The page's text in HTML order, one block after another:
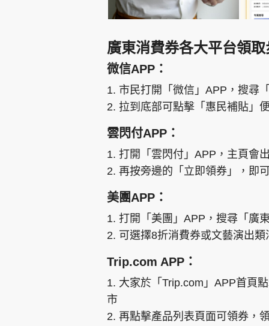
廣東消費券各大平台領
微信APP：
1. 市民打開「微信」APP，搜尋
2. 拉到底部可點擊「惠民補貼」
雲閃付APP：
1. 打開「雲閃付」APP，主頁會
2. 再按旁邊的「立即領券」，即
美團APP：
1. 打開「美團」APP，搜尋「廣
2. 可選擇8折消費券或文藝演出
Trip.com APP：
1. 大家於「Trip.com」APP首頁
市
2. 再點擊產品列表頁面可領券，